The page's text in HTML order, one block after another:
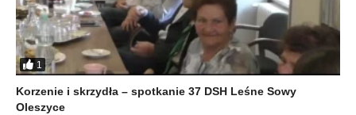
1
Korzenie i skrzydła – spotkanie 37 DSH Leśne Sowy
Oleszyce